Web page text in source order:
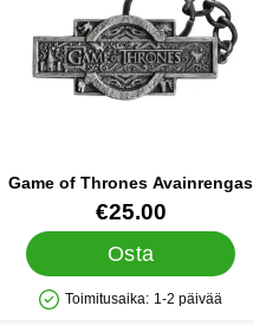
Game of Thrones Avainrengas
Tuote.nro 44311
€25.00
Osta
Saatavuus: Varastossa
Toimitusaika: 1-2 päivää